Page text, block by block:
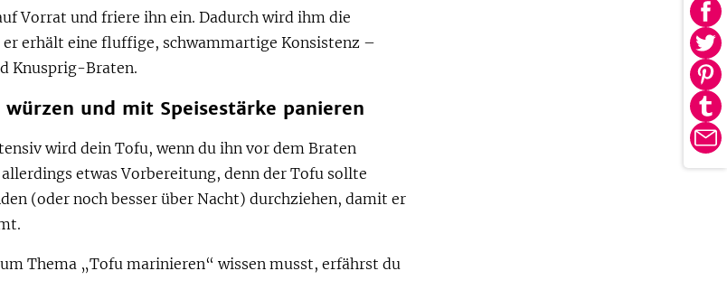
Vorrat und friere ihn ein. Dadurch wird ihm die
erhält eine fluffige, schwammartige Konsistenz –
Knusprig-Braten.
und mit Speisestärke panieren
wird dein Tofu, wenn du ihn vor dem Braten
etwas Vorbereitung, denn der Tofu sollte
(oder noch besser über Nacht) durchziehen, damit er
Thema „Tofu marinieren“ wissen musst, erfährst du
E-